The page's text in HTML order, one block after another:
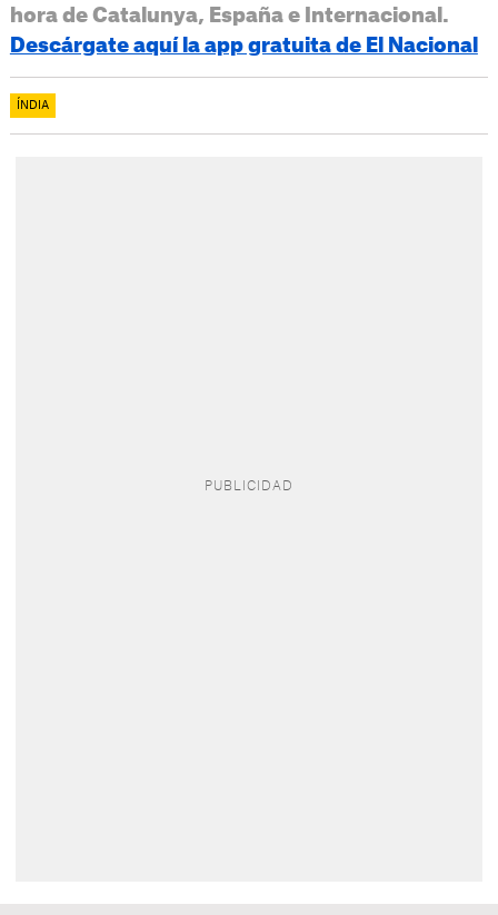
hora de Catalunya, España e Internacional.
Descárgate aquí la app gratuita de El Nacional
ÍNDIA